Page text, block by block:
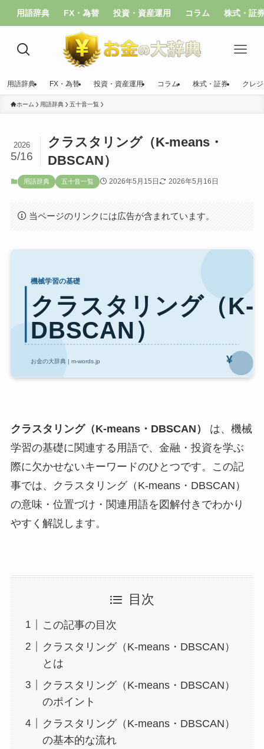
用語辞典 FX・為替 投資・資産運用 コラム 株式・証
用語辞典 FX・為替 投資・資産運用 コラム 株式・証券 クレ
ホーム 用語辞典 五十音一覧
クラスタリング（K-means・
DBSCAN）
2026
5/16
用語辞典 五十音一覧 2026年5月15日 2026年5月16日
当ページのリンクには広告が含まれています。
クラスタリング（K-means・DBSCAN）
は、機械
学習の基礎に関連する用語で、金融・投資を学ぶ
際に欠かせないキーワードのひとつです。この記
事では、クラスタリング（K-means・DBSCAN）
の意味・位置づけ・関連用語を図解付きでわかり
やすく解説します。
目次
この記事の目次
クラスタリング（K-means・DBSCAN）
とは
クラスタリング（K-means・DBSCAN）
のポイント
クラスタリング（K-means・DBSCAN）
の基本的な流れ